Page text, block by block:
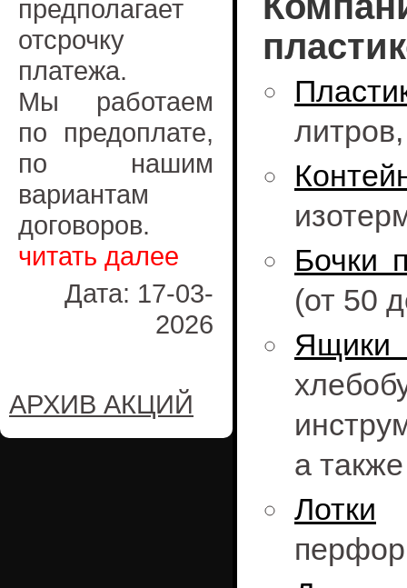
предполагает
отсрочку
платежа.
Мы работаем
по предоплате,
по нашим
вариантам
договоров.
читать далее
Дата: 17-03-
2026
АРХИВ АКЦИЙ
Бочки
(от 50
Ящики
а
Лотки